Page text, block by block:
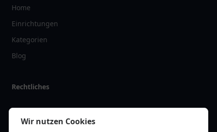
Home
Einrichtungen
Kategorien
Blog
Rechtliches
Impressum
Datenschutz
Wir nutzen Cookies